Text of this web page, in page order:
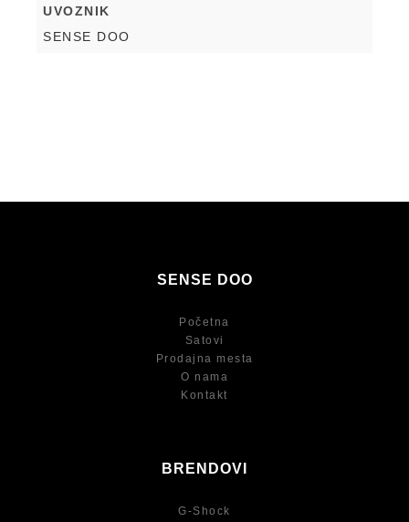
UVOZNIK
SENSE DOO
SENSE DOO
Početna
Satovi
Prodajna mesta
O nama
Kontakt
BRENDOVI
G-Shock